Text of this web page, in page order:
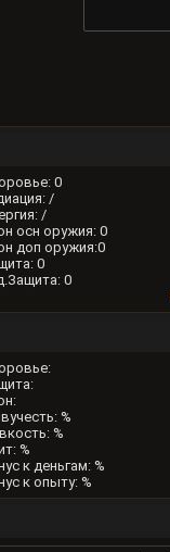
0
/
/
осн оружия: 0
доп оружия:0
0
0
%
%
%
к деньгам: %
к опыту: %